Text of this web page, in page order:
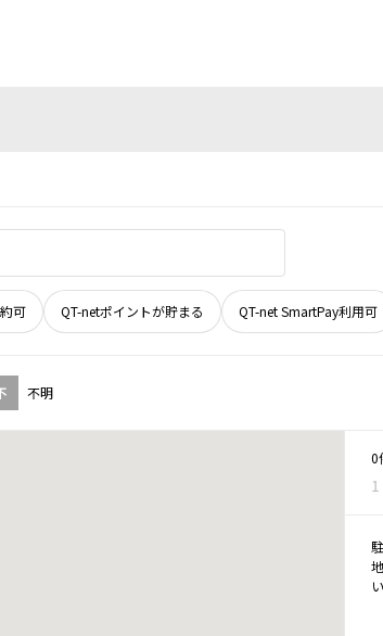
可 QT-netポイントが貯まる QT-net SmartPay利用可
不明
0
1